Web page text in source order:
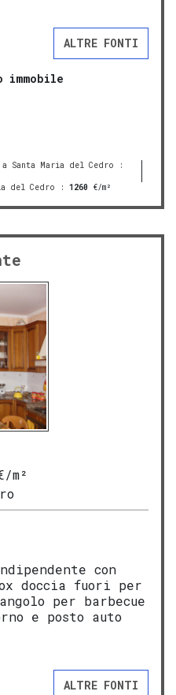
ALTRE FONTI
immobile
Santa Maria del Cedro :
del Cedro : 1260 €/m²
m²
con
doccia fuori per
per barbecue
e posto auto
ALTRE FONTI